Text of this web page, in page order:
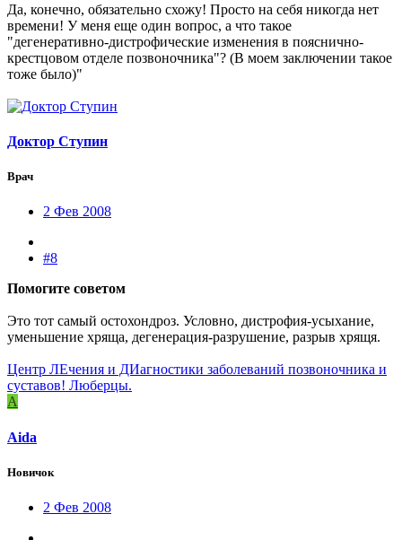
Да, конечно, обязательно схожу! Просто на себя никогда нет
времени! У меня еще один вопрос, а что такое
"дегенеративно-дистрофические изменения в пояснично-
крестцовом отделе позвоночника"? (В моем заключении такое
тоже было)"
Доктор Ступин
Врач
2 Фев 2008
#8
Помогите советом
Это тот самый остохондроз. Условно, дистрофия-усыхание,
уменьшение хряща, дегенерация-разрушение, разрыв хрящя.
Центр ЛЕчения и ДИагностики заболеваний позвоночника и
суставов! Люберцы.
A
Aida
Новичок
2 Фев 2008